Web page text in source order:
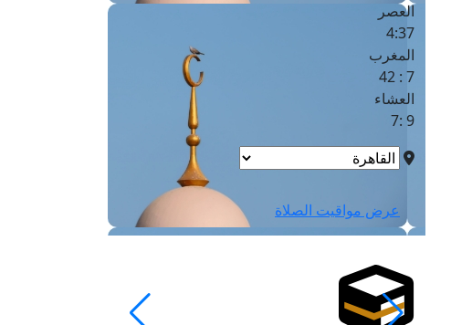
العصر
4:37
المغرب
7 : 42
العشاء
9 :7
عرض مواقيت الصلاة